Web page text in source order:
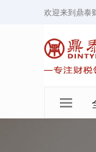
欢迎来到鼎泰